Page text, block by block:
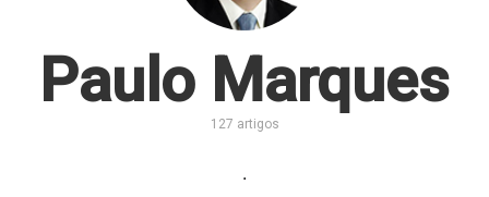
Paulo Marques
127 artigos
.